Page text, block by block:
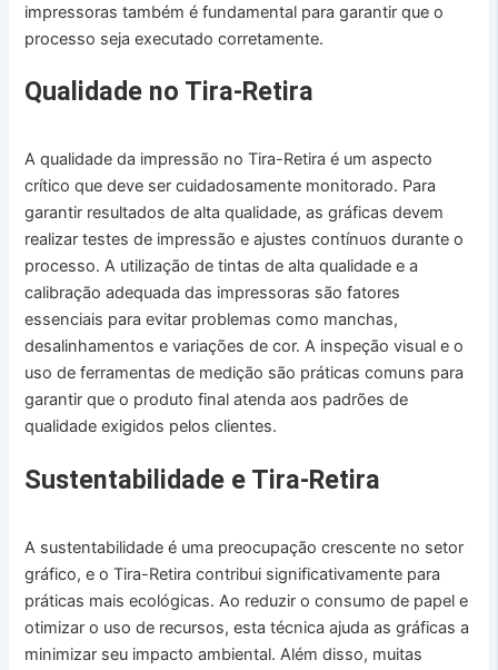
impressoras também é fundamental para garantir que o
processo seja executado corretamente.
Qualidade no Tira-Retira
A qualidade da impressão no Tira-Retira é um aspecto
crítico que deve ser cuidadosamente monitorado. Para
garantir resultados de alta qualidade, as gráficas devem
realizar testes de impressão e ajustes contínuos durante o
processo. A utilização de tintas de alta qualidade e a
calibração adequada das impressoras são fatores
essenciais para evitar problemas como manchas,
desalinhamentos e variações de cor. A inspeção visual e o
uso de ferramentas de medição são práticas comuns para
garantir que o produto final atenda aos padrões de
qualidade exigidos pelos clientes.
Sustentabilidade e Tira-Retira
A sustentabilidade é uma preocupação crescente no setor
gráfico, e o Tira-Retira contribui significativamente para
práticas mais ecológicas. Ao reduzir o consumo de papel e
otimizar o uso de recursos, esta técnica ajuda as gráficas a
minimizar seu impacto ambiental. Além disso, muitas